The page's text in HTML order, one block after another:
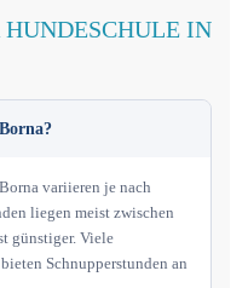
IN
variieren je nach
liegen meist zwischen
günstiger. Viele
Schnupperstunden an